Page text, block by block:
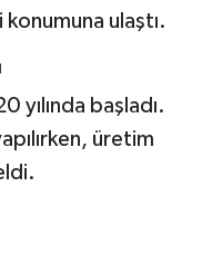
ulaştı.
yılında başladı.
üretim